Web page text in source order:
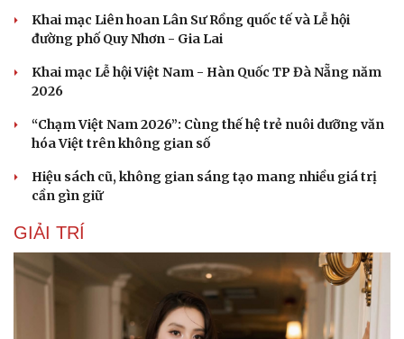
Khai mạc Liên hoan Lân Sư Rồng quốc tế và Lễ hội
đường phố Quy Nhơn - Gia Lai
Khai mạc Lễ hội Việt Nam - Hàn Quốc TP Đà Nẵng năm
2026
“Chạm Việt Nam 2026”: Cùng thế hệ trẻ nuôi dưỡng văn
hóa Việt trên không gian số
Hiệu sách cũ, không gian sáng tạo mang nhiều giá trị
cần gìn giữ
GIẢI TRÍ